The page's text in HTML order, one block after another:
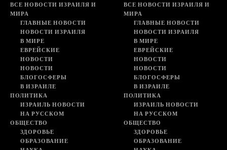
ВСЕ НОВОСТИ ИЗРАИЛЯ И
МИРА
ГЛАВНЫЕ НОВОСТИ
НОВОСТИ ИЗРАИЛЯ
В МИРЕ
ЕВРЕЙСКИЕ
НОВОСТИ
НОВОСТИ
БЛОГОСФЕРЫ
В ИЗРАИЛЕ
ПОЛИТИКА
ИЗРАИЛЬ НОВОСТИ
НА РУССКОМ
ОБЩЕСТВО
ЗДОРОВЬЕ
ОБРАЗОВАНИЕ
ВСЕ НОВОСТИ ИЗРАИЛЯ И
МИРА
ГЛАВНЫЕ НОВОСТИ
НОВОСТИ ИЗРАИЛЯ
В МИРЕ
ЕВРЕЙСКИЕ
НОВОСТИ
НОВОСТИ
БЛОГОСФЕРЫ
В ИЗРАИЛЕ
ПОЛИТИКА
ИЗРАИЛЬ НОВОСТИ
НА РУССКОМ
ОБЩЕСТВО
ЗДОРОВЬЕ
ОБРАЗОВАНИЕ